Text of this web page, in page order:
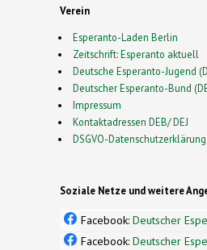
Verein
Esperanto-Laden Berlin
Zeitschrift: Esperanto aktuell
Deutsche Esperanto-Jugend
Deutscher Esperanto-Bund
Impressum
Kontaktadressen DEB/ DEJ
DSGVO-Datenschutzerklärung
Soziale Netze und weitere
Facebook: Deutscher
Facebook: Deutscher